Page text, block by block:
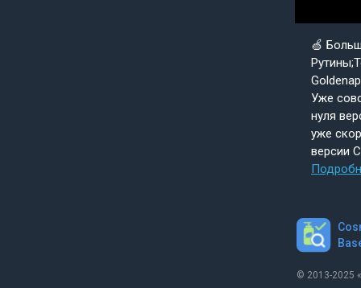
🍏
Уже
нуля
уже
версии
© 2013-2025